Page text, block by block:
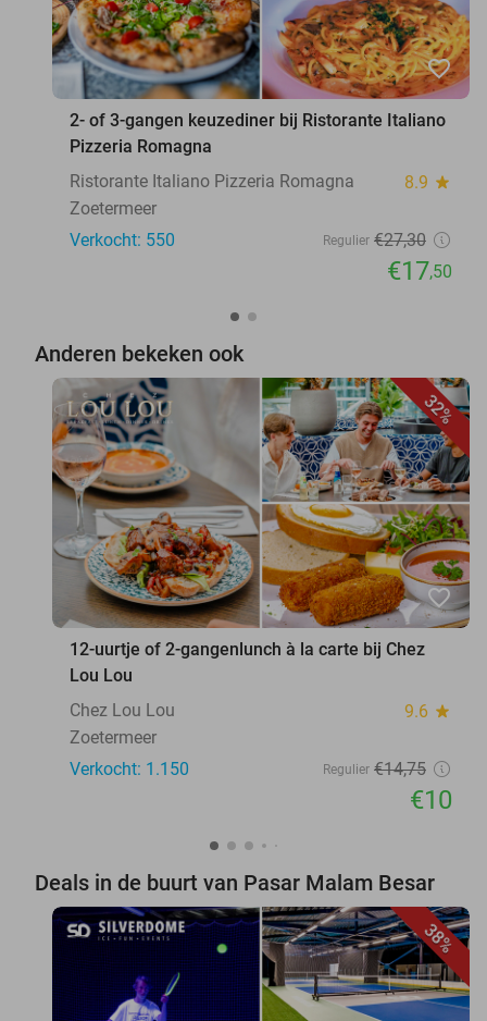
favorite_border
2- of 3-gangen keuzediner bij Ristorante Italiano
Pizzeria Romagna
Ristorante Italiano Pizzeria Romagna
8.9 star
Zoetermeer
Verkocht: 550
Regulier €27,30
€17,50
Anderen bekeken ook
32%
favorite_border
12-uurtje of 2-gangenlunch à la carte bij Chez
Lou Lou
Chez Lou Lou
9.6 star
Zoetermeer
Verkocht: 1.150
Regulier €14,75
€10
Deals in de buurt van Pasar Malam Besar
38%